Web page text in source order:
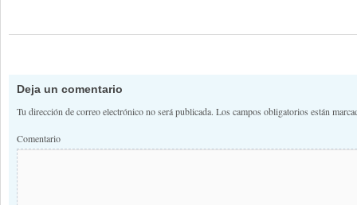
Deja un comentario
Tu dirección de correo electrónico no será publicada. Los campos obligatorios están
Comentario